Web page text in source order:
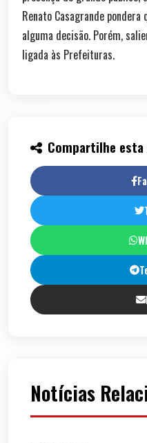
Renato Casagrande
alguma decisão. Porém,
ligada às Prefeituras.
Compartilhe
Notícias